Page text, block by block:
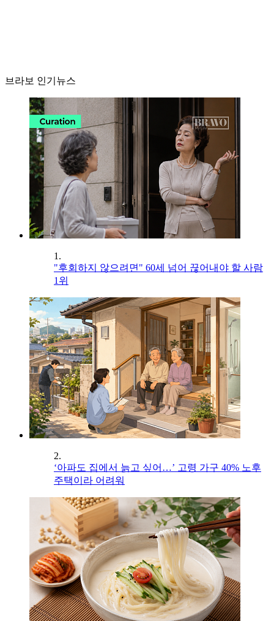
브라보 인기뉴스
1.
"후회하지 않으려면" 60세 넘어 끊어내야 할 사람
1위
2.
‘아파도 집에서 늙고 싶어…’ 고령 가구 40% 노후
주택이라 어려워